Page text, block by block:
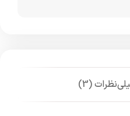
نظرات (3)